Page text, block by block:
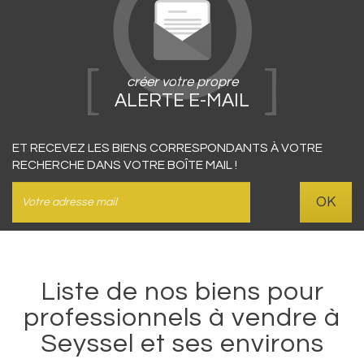
créer votre propre
ALERTE E-MAIL
ET RECEVEZ LES BIENS CORRESPONDANTS À VOTRE
RECHERCHE DANS VOTRE BOÎTE MAIL !
OK
Liste de nos biens pour
professionnels à vendre à
Seyssel et ses environs